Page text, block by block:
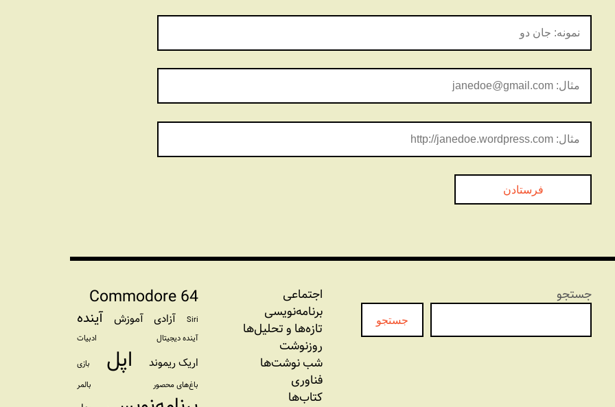
جستجو
جستجو
اجتماعی
برنامه‏‌نویسی
تازه‌‌ها و تحلیل‌ها
روزنوشت
شب نوشت‌ها
فناوری
کتاب‌ها
Commodore 64
Siri آزادی آموزش آینده
آینده دیجیتال ادبیات
اریک ریموند اپل
بازی
باغ‌های محصور
بالمر